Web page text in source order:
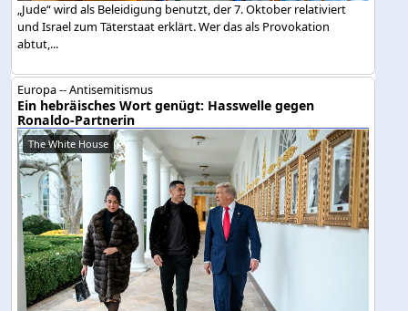
„Jude“ wird als Beleidigung benutzt, der 7. Oktober relativiert
und Israel zum Täterstaat erklärt. Wer das als Provokation
abtut,...
Europa -- Antisemitismus
Ein hebräisches Wort genügt: Hasswelle gegen
Ronaldo-Partnerin
The White House